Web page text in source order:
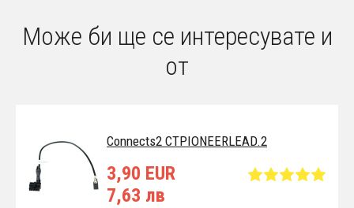
Може би ще се интересувате и
от
Connects2 CTPIONEERLEAD.2
3,90 EUR
7,63 лв